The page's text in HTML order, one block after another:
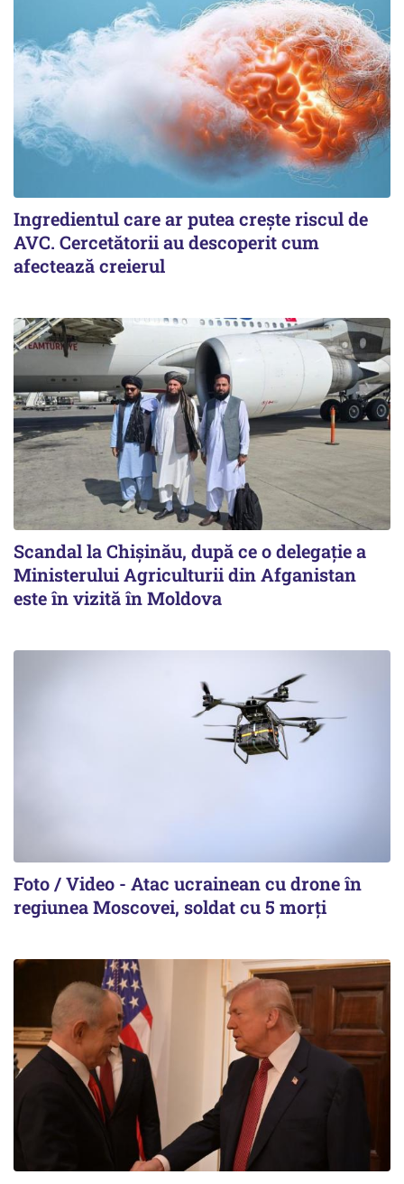
Ingredientul care ar putea crește riscul de
AVC. Cercetătorii au descoperit cum
afectează creierul
Scandal la Chișinău, după ce o delegație a
Ministerului Agriculturii din Afganistan
este în vizită în Moldova
Foto / Video - Atac ucrainean cu drone în
regiunea Moscovei, soldat cu 5 morți